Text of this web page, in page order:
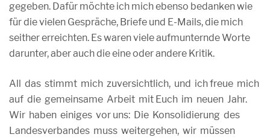
gegeben. Dafür möchte ich mich ebenso bedanken wie
für die vielen Gespräche, Briefe und E-Mails, die mich
seither erreichten. Es waren viele aufmunternde Worte
darunter, aber auch die eine oder andere Kritik.
All das stimmt mich zuversichtlich, und ich freue mich
auf die gemeinsame Arbeit mit Euch im neuen Jahr.
Wir haben einiges vor uns: Die Konsolidierung des
Landesverbandes muss weitergehen, wir müssen